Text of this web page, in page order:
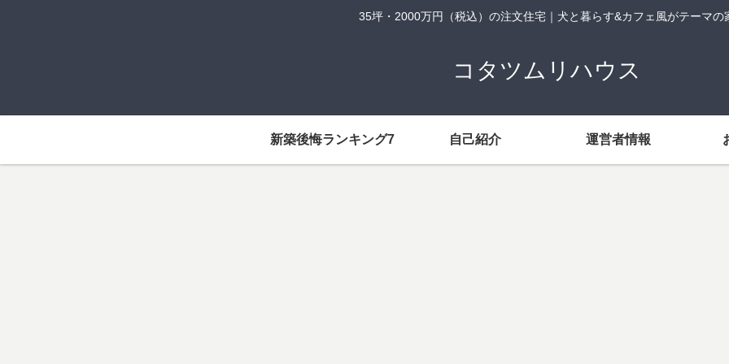
35坪・2000万円（税込）の注文住宅｜犬と暮らす&カフェ風がテーマの
コタツムリハウス
新築後悔ランキング7 自己紹介 運営者情報